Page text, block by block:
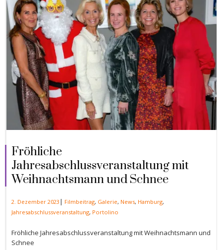
Fröhliche
Jahresabschlussveranstaltung mit
Weihnachtsmann und Schnee
2. Dezember 2023 | Filmbeitrag, Galerie, News, Hamburg,
Jahresabschlussveranstaltung, Portolino
Fröhliche Jahresabschlussveranstaltung mit Weihnachtsmann und
Schnee